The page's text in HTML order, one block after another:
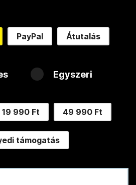
PayPal Átutalás
Egyszeri
19 990 Ft 49 990 Ft
támogatás